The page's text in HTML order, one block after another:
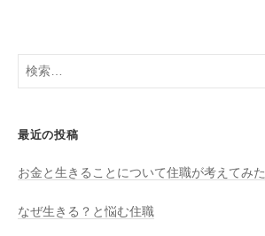
el
検
最近の投稿
お金と生きることについて住職が考えてみた
なぜ生きる？と悩む住職